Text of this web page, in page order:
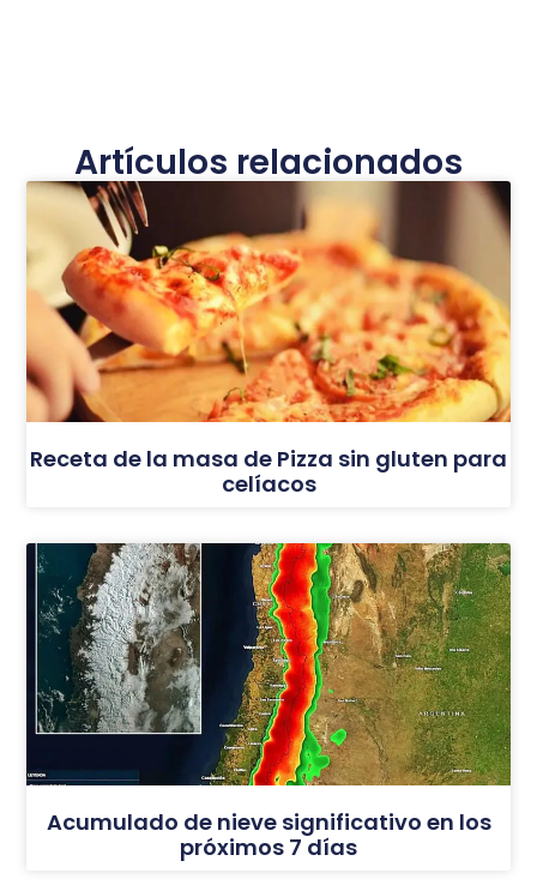
Artículos relacionados
Receta de la masa de Pizza sin gluten para
celíacos
Acumulado de nieve significativo en los
próximos 7 días